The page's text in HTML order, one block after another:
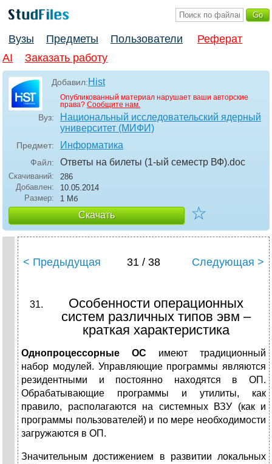
Вузы Предметы Пользователи
Реферат
AI
Заказать работу
Добавил:Hist
Опубликованный материал нарушает ваши авторские
права? Сообщите нам.
Вуз:
Национальный исследовательский ядерный
университет (МИФИ)
Предмет: Информатика
Файл: Ответы на билеты (1-ый семестр ВФ).doc
Скачиваний:
286
Добавлен:
10.05.2014
Размер:
1 Мб
Скачать ☆
< Предыдущая 31 / 38 Следующая >
Особенности операционных
систем различных типов эвм –
краткая характеристика
Однопроцессорные ОС имеют традиционный
набор модулей. Управляющие программы являются
резидентными и постоянно находятся в ОП.
Обрабатывающие программы и утилиты, как
правило, располагаются на системных ВЗУ (как и
программы пользователей) и по мере необходимости
загружаются в ОП.
Значительным достижением в развитии локальных